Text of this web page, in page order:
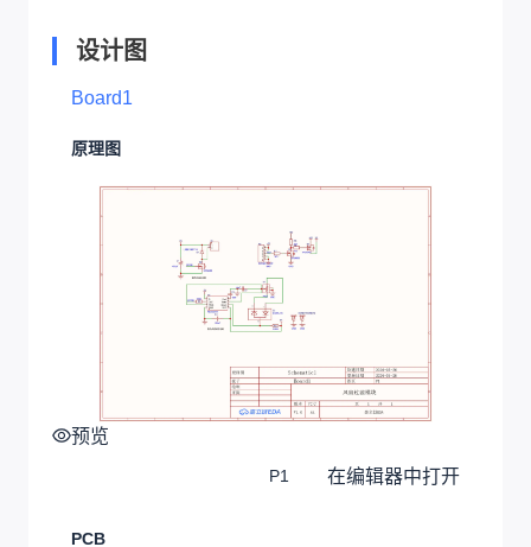
设计图
Board1
原理图
预览
P1 在编辑器中打开
PCB